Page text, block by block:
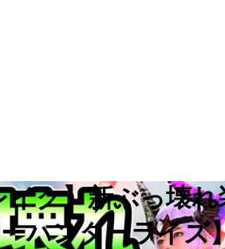
イク】新ぶっ壊
ハンターライズ